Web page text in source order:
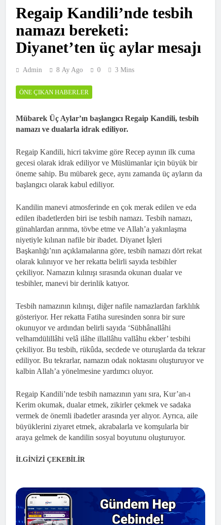
Regaip Kandili’nde tesbih
namazı bereketi:
Diyanet’ten üç aylar mesajı
Admin 8 Ay Ago 0 3 Mins
ÖNE ÇIKAN HABERLER
Mübarek Üç Aylar’ın başlangıcı Regaip Kandili, tesbih
namazı ve dualarla idrak ediliyor.
Regaip Kandili, hicri takvime göre Recep ayının ilk cuma
gecesi olarak idrak ediliyor ve Müslümanlar için büyük bir
öneme sahip. Bu mübarek gece, aynı zamanda üç ayların da
başlangıcı olarak kabul ediliyor.
Kandilin manevi atmosferinde en çok merak edilen ve eda
edilen ibadetlerden biri ise tesbih namazı. Tesbih namazı,
günahlardan arınma, tövbe etme ve Allah’a yakınlaşma
niyetiyle kılınan nafile bir ibadet. Diyanet İşleri
Başkanlığı’nın açıklamalarına göre, tesbih namazı dört rekat
olarak kılınıyor ve her rekatta belirli sayıda tesbihler
çekiliyor. Namazın kılınışı sırasında okunan dualar ve
tesbihler, manevi bir derinlik katıyor.
Tesbih namazının kılınışı, diğer nafile namazlardan farklılık
gösteriyor. Her rekatta Fatiha suresinden sonra bir sure
okunuyor ve ardından belirli sayıda ‘Sübhânallâhi
velhamdülillâhi velâ ilâhe illallâhu vallâhu ekber’ tesbihi
çekiliyor. Bu tesbih, rükûda, secdede ve oturuşlarda da tekrar
ediliyor. Bu tekrarlar, namazın odak noktasını oluşturuyor ve
kalbin Allah’a yönelmesine yardımcı oluyor.
Regaip Kandili’nde tesbih namazının yanı sıra, Kur’an-ı
Kerim okumak, dualar etmek, zikirler çekmek ve sadaka
vermek de önemli ibadetler arasında yer alıyor. Ayrıca, aile
büyüklerini ziyaret etmek, akrabalarla ve komşularla bir
araya gelmek de kandilin sosyal boyutunu oluşturuyor.
İLGİNİZİ ÇEKEBİLİR